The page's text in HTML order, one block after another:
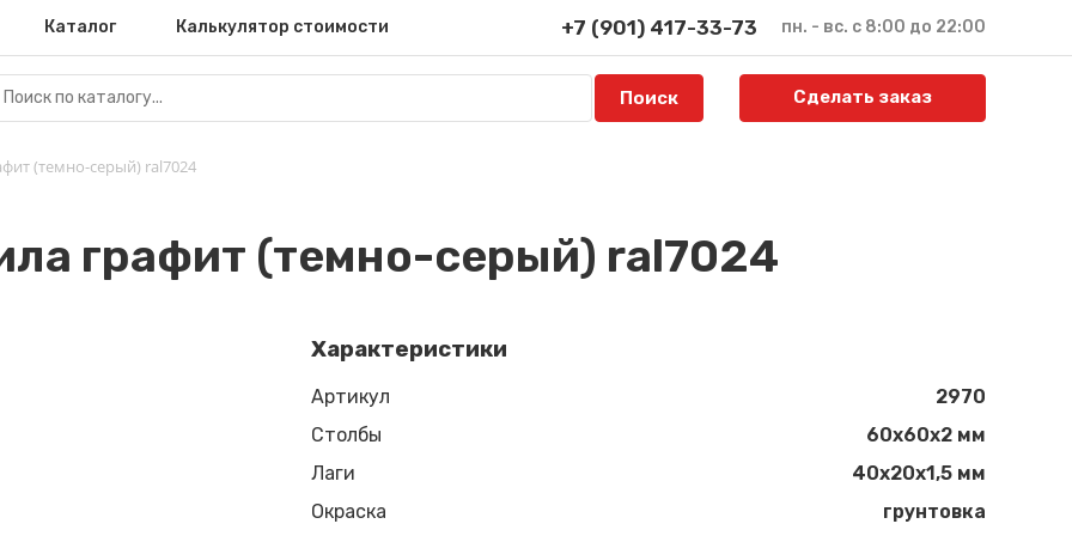
Каталог Калькулятор стоимости +7 (901) 417-33-73 пн. - вс. с 8:00 до 22:00
Сделать заказ
(темно-серый) ral7024
графит (темно-серый) ral7024
Характеристики
Артикул
2970
Столбы
60х60х2 мм
Лаги
40х20х1,5 мм
Окраска
грунтовка